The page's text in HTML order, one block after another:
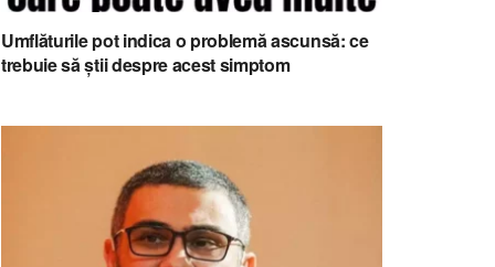
Umflăturile pot indica o problemă ascunsă: ce
trebuie să știi despre acest simptom